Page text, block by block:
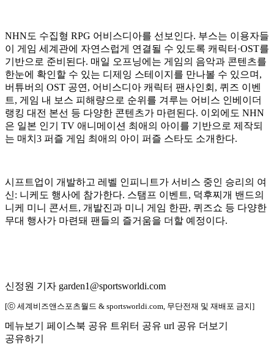
NHN도 수집형 RPG 어비스디아를 선보인다. 부스는 이용자들
이 게임 세계관에 자연스럽게 연결될 수 있도록 캐릭터·OST를
기반으로 준비된다. 매일 오프닝에는 게임의 음악과 콘텐츠를
한눈에 확인할 수 있는 디제잉 스테이지를 만나볼 수 있으며,
버튜버의 OST 공연, 어비스디아 캐릭터 팬사인회, 퀴즈 이벤
트, 게임 내 보스 피해량으로 순위를 겨루는 어비스 인베이더
랭킹 대전 본선 등 다양한 콘텐츠가 마련된다. 이외에도 NHN
은 일본 인기 TV 애니메이션 최애의 아이를 기반으로 제작되
는 매치3 퍼즐 게임 최애의 아이 퍼즐 스타도 소개한다.
시프트업이 개발하고 레벨 인피니트가 서비스 중인 승리의 여
신: 니케도 행사에 참가한다. 스탬프 이벤트, 덕후찌개 밴드의
니케 미니 콘서트, 개발진과 미니 게임 한판, 퀴즈쇼 등 다양한
무대 행사가 마련돼 팬들의 즐거움을 더할 예정이다.
신정원 기자 garden1@sportsworldi.com
[ⓒ 세계비즈앤스포츠월드 & sportsworldi.com, 무단전재 및 재배포 금지]
메뉴보기 페이스북 공유 트위터 공유 url 공유 더보기
공유하기